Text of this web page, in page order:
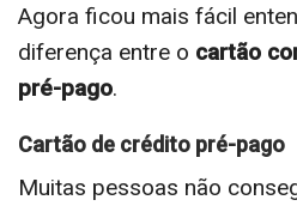
Agora ficou mais fácil
diferença entre o cartão
pré-pago.
Cartão de crédito pré-pago
Muitas pessoas não